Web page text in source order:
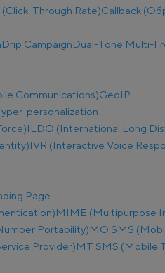
(Click-Through Rate)Callback
Drip CampaignDual-Tone Multi-
Communications)GeoIP
personalization
ILDO (International Long
IVR (Interactive Voice
Page
MIME (Multipurpose
Portability)MO SMS
Provider)MT SMS (Mobile